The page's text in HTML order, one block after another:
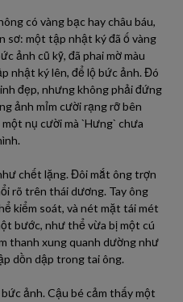
có vàng bạc hay châu báu,
sơ: một tập nhật ký đã ố vàng
ảnh cũ kỹ, đã phai mờ màu
nhật ký lên, để lộ bức ảnh. Đó
đẹp, nhưng không phải đứng
ảnh mỉm cười rạng rỡ bên
nụ cười mà `Hưng` chưa
chết lặng. Đôi mắt ông trợn
rõ trên thái dương. Tay ông
kiểm soát, và nét mặt tái mét
bước, như thể vừa bị một cú
thanh xung quanh dường như
dồn dập trong tai ông.
ảnh. Cậu bé cảm thấy một